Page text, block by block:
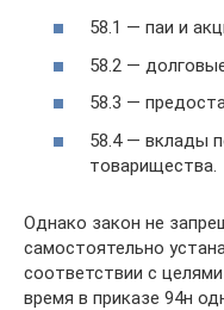
58.1 — паи и
58.2 —
58.3 —
58.4 — вклады
товарищества.
Однако закон не
самостоятельно
соответствии с
время в приказе 94н